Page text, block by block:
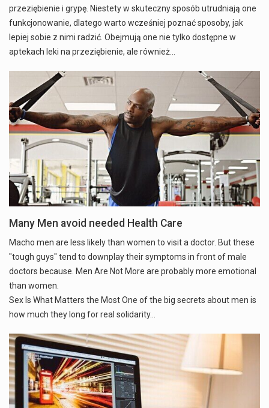
przeziębienie i grypę. Niestety w skuteczny sposób utrudniają one
funkcjonowanie, dlatego warto wcześniej poznać sposoby, jak
lepiej sobie z nimi radzić. Obejmują one nie tylko dostępne w
aptekach leki na przeziębienie, ale również…
Many Men avoid needed Health Care
Macho men are less likely than women to visit a doctor. But these
"tough guys" tend to downplay their symptoms in front of male
doctors because. Men Are Not More are probably more emotional
than women.
Sex Is What Matters the Most One of the big secrets about men is
how much they long for real solidarity…